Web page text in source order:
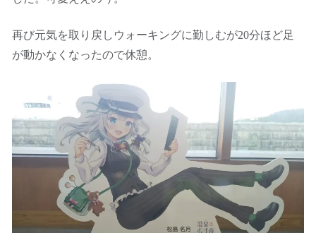
再び元気を取り戻しウォーキングに勤しむが20分ほど足
が動かなくなったので休憩。